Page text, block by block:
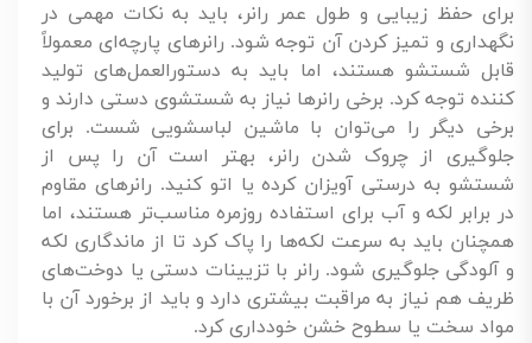
برای حفظ زیبایی و طول عمر رانر، باید به نکات مهمی در
نگهداری و تمیز کردن آن توجه شود. رانرهای پارچه‌ای معمولاً
قابل شستشو هستند، اما باید به دستورالعمل‌های تولید
کننده توجه کرد. برخی رانرها نیاز به شستشوی دستی دارند و
برخی دیگر را می‌توان با ماشین لباسشویی شست. برای
جلوگیری از چروک شدن رانر، بهتر است آن‌ را پس از
شستشو به درستی آویزان کرده یا اتو کنید. رانرهای مقاوم
در برابر لکه و آب برای استفاده روزمره مناسب‌تر هستند، اما
همچنان باید به سرعت لکه‌ها را پاک کرد تا از ماندگاری لکه
و آلودگی جلوگیری شود. رانر با تزیینات دستی یا دوخت‌های
ظریف هم نیاز به مراقبت بیشتری دارد و باید از برخورد آن با
مواد سخت یا سطوح خشن خودداری کرد.